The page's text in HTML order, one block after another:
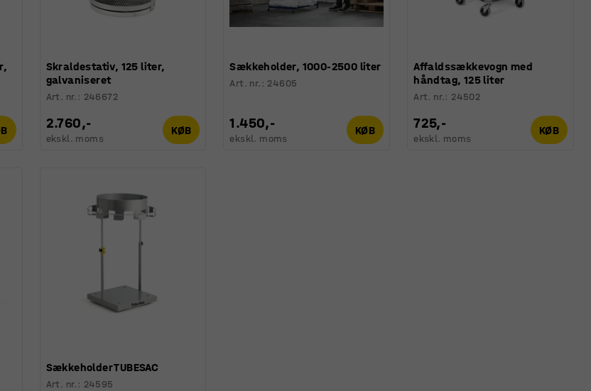
Skraldestativ, 125 liter,
galvaniseret
Art. nr. : 246672
2.760,-
ekskl. moms
KØB
Sækkeholder, 1000-2500 liter
Art. nr. : 24605
1.450,-
ekskl. moms
KØB
Affaldssækkevogn med
håndtag, 125 liter
Art. nr.: 24502
725,-
ekskl. moms
KØB
Sækkeholder TUBESAC
Art. nr. : 24595